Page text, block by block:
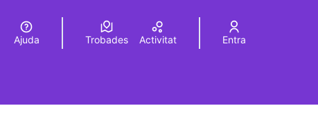
Elegir el idioma Choose language
Ajuda Trobades Activitat Entra